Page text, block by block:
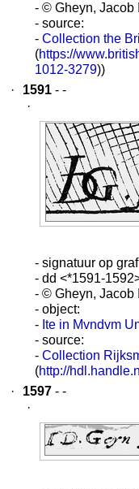
- © Gheyn, Jacob
- source:
- Collection the
(https://
1012-3279))
·
1591 - -
·
- signatuur op
- dd <*1591-
- © Gheyn, Jacob
- object:
- Ite in Mvndvm
- source:
- Collection
(http://
·
1597 - -
·